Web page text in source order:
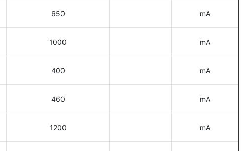
650 mA
1000 mA
400 mA
460 mA
1200 mA